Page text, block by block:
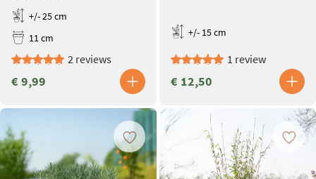
+/- 25 cm
11 cm
2 reviews
€ 9,99
+/- 15 cm
1 review
€ 12,50